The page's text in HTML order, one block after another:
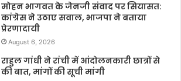
मोहन भागवत के जेनजी संवाद पर सियासत:
कांग्रेस ने उठाए सवाल, भाजपा ने बताया
प्रेरणादायी
August 6, 2026
राहुल गांधी ने रांची में आंदोलनकारी छात्रों से
की बात, मांगों की सूची मांगी